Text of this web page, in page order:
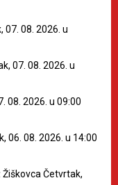
07. 08. 2026. u
07. 08. 2026. u
08. 2026. u 09:00
06. 08. 2026. u 14:00
Žiškovca Četvrtak,